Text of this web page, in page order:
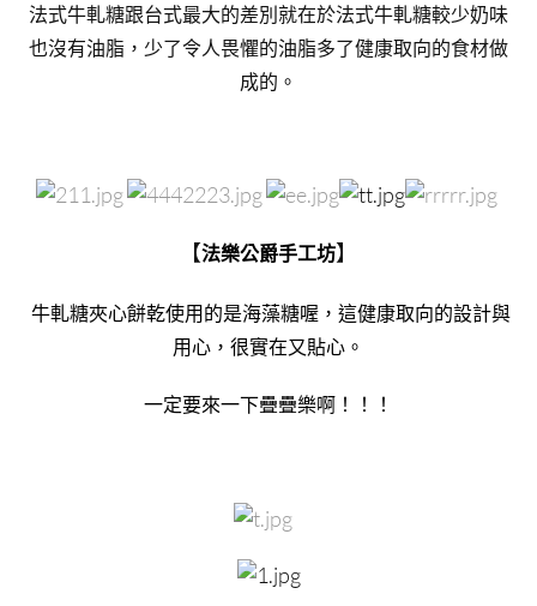
法式牛軋糖跟台式最大的差別就在於法式牛軋糖較少奶味
也沒有油脂，少了令人畏懼的油脂多了健康取向的食材做
成的。
【法樂公爵手工坊】
牛軋糖夾心餅乾使用的是海藻糖喔，這健康取向的設計與
用心，很實在又貼心。
一定要來一下疊疊樂啊！！！